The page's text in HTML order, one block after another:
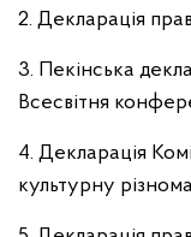
2. Декларація
3. Пекінська
Всесвітня
4. Декларація
культурну